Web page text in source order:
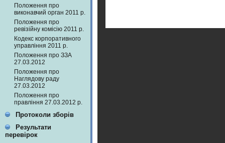
Положення про
виконавчий орган 2011 р.
Положення про
ревізійну комісію 2011 р.
Кодекс корпоративного
управління 2011 р.
Положення про ЗЗА
27.03.2012
Положення про
Наглядову раду
27.03.2012
Положення про
правління 27.03.2012 р.
Протоколи зборів
Результати
перевірок